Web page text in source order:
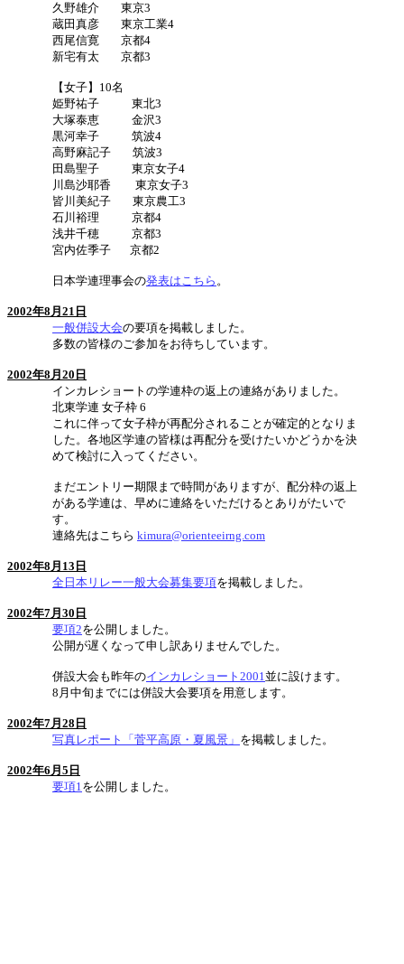
久野雄介 東京3
蔵田真彦 東京工業4
西尾信寛 京都4
新宅有太 京都3
【女子】10名
姫野祐子 東北3
大塚泰恵 金沢3
黒河幸子 筑波4
高野麻記子 筑波3
田島聖子 東京女子4
川島沙耶香 東京女子3
皆川美紀子 東京農工3
石川裕理 京都4
浅井千穂 京都3
宮内佐季子 京都2
日本学連理事会の発表はこちら 。
2002年8月21日
一般併設大会の要項を掲載しました。
多数の皆様のご参加をお待ちしています。
2002年8月20日
インカレショートの学連枠の返上の連絡がありました。
北東学連 女子枠 6
これに伴って女子枠が再配分されることが確定的となりま
した。各地区学連の皆様は再配分を受けたいかどうかを決
めて検討に入ってください。
まだエントリー期限まで時間がありますが、配分枠の返上
がある学連は、早めに連絡をいただけるとありがたいで
す。
連絡先はこちら kimura@orienteeirng.com
2002年8月13日
全日本リレー一般大会募集要項を掲載しました。
2002年7月30日
要項2を公開しました。
公開が遅くなって申し訳ありませんでした。
併設大会も昨年のインカレショート2001並に設けます。
8月中旬までには併設大会要項を用意します。
2002年7月28日
写真レポート「菅平高原・夏風景」 を掲載しました。
2002年6月5日
要項1を公開しました。